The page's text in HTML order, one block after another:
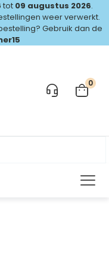
tot 09 augustus 2026.
weer verwerkt.
Gebruik dan de
0